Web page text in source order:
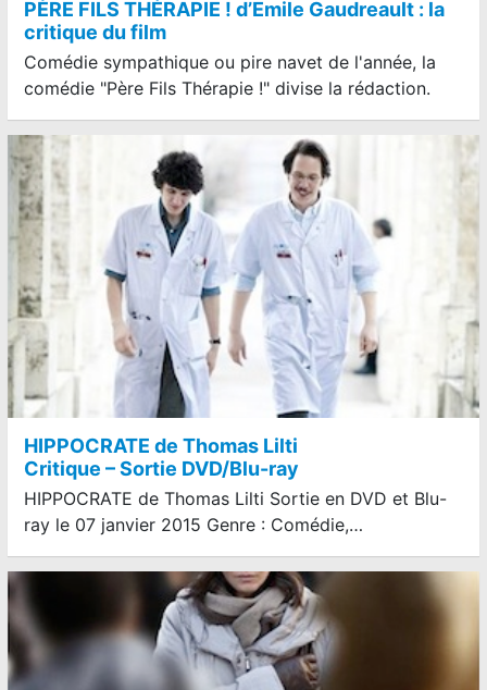
PÈRE FILS THÉRAPIE ! d’Emile Gaudreault : la
critique du film
Comédie sympathique ou pire navet de l'année, la
comédie "Père Fils Thérapie !" divise la rédaction.
HIPPOCRATE de Thomas Lilti
Critique – Sortie DVD/Blu-ray
HIPPOCRATE de Thomas Lilti Sortie en DVD et Blu-
ray le 07 janvier 2015 Genre : Comédie,…